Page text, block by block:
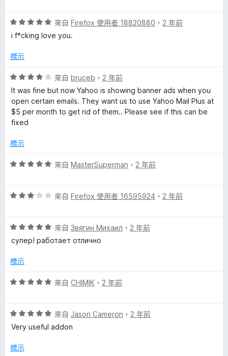
分
分
，
分
分
評
價
分
滿
分
分
來自 Firefox 使用者 18820880 ， 2 年前
i f*cking love you.
標示
評
價
4
分
，
分
分
來自 bruceb ， 2 年前
It was fine but now Yahoo is showing banner ads when you
open certain emails. They want us to use Yahoo Mail Plus at
$5 per month to get rid of them.. Please see if this can be
fixed
標示
評
分
分
5
來自 MasterSuperman ， 2 年前
評
分
，
分
分
來自 Firefox 使用者 16595924 ， 2 年前
評
價
分
滿
分
來自 Звягин Михаил ， 2 年前
супер! работает отлично
標示
評
分
，
分
來自 CHIMIK ， 2 年前
評
價
分
來自 Jason Cameron ， 2 年前
Very useful addon
標示